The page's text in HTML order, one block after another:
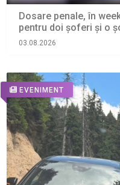
Dosare penale, în
pentru doi șoferi și o
03.08.2026
EVENIMENT